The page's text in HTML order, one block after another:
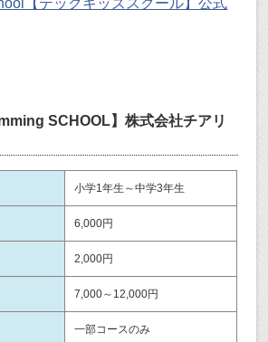
【テックキッズスクール】公式
SCHOOL】株式会社チアリ
小学1年生～中学3年生
6,000円
2,000円
7,000～12,000円
一部コースのみ